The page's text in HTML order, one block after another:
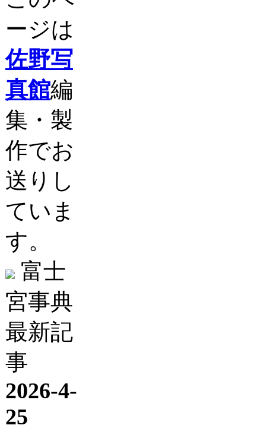
ージは
佐野写
真館編
集・製
作でお
送りし
ていま
す。
富士
宮事典
最新記
事
2026-4-
25